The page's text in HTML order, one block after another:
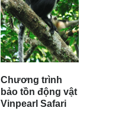
Chương trình
bảo tồn động vật
Vinpearl Safari